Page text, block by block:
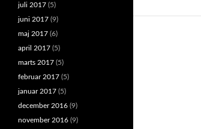
juli 2017 (5)
juni 2017 (9)
maj 2017 (6)
april 2017 (5)
marts 2017 (5)
februar 2017 (5)
januar 2017 (5)
december 2016 (9)
november 2016 (9)